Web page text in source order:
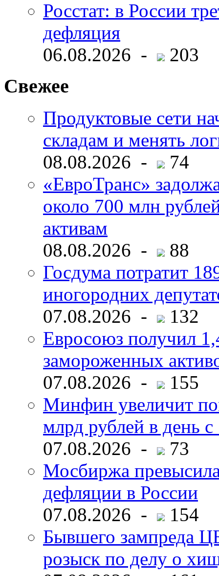
Росстат: в России
дефляция
06.08.2026 -
203
Свежее
Продуктовые сети
складам и менять
08.08.2026 -
74
«ЕвроТранс»
около 700 млн
активам
08.08.2026 -
88
Госдума потратит
иногородних
07.08.2026 -
132
Евросоюз получил
замороженных
07.08.2026 -
155
Минфин увеличит
млрд рублей в день с
07.08.2026 -
73
Мосбиржа
дефляции в России
07.08.2026 -
154
Бывшего зампреда
розыск по делу о